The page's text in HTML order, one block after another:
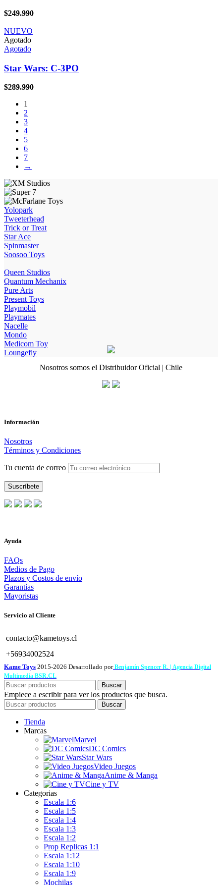
$249.990
NUEVO
Agotado
Agotado
Star Wars: C-3PO
$289.990
1
2
3
4
5
6
7
→
Yolopark
Tweeterhead
Trick or Treat
Star Ace
Spinmaster
Soosoo Toys
Queen Studios
Quantum Mechanix
Pure Arts
Present Toys
Playmobil
Playmates
Nacelle
Mondo
Medicom Toy
Loungefly
Nosotros somos el Distribuidor Oficial | Chile
Información
Nosotros
Términos y Condiciones
Tu cuenta de correo
Ayuda
FAQs
Medios de Pago
Plazos y Costos de envío
Garantías
Mayoristas
Servicio al Cliente
contacto@kametoys.cl
+56934002524
Kame Toys 2015-2026 Desarrollado porBenjamín Spencer R. | Agencia Digital
Multimedia BSR.CL
Buscar
Empiece a escribir para ver los productos que busca.
Buscar
Tienda
Marcas
Marvel
DC Comics
Star Wars
Video Juegos
Anime & Manga
Cine y TV
Categorias
Escala 1:6
Escala 1:5
Escala 1:4
Escala 1:3
Escala 1:2
Prop Replicas 1:1
Escala 1:12
Escala 1:10
Escala 1:9
Mochilas